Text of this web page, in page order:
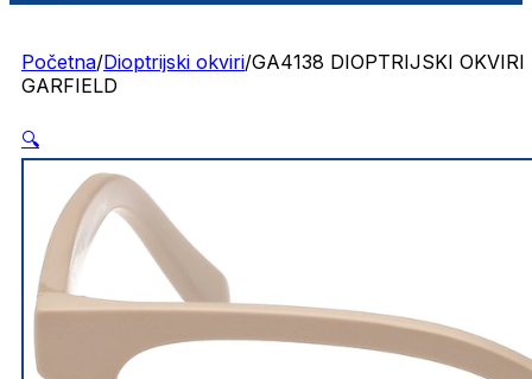
Početna/Dioptrijski okviri/GA4138 DIOPTRIJSKI OKVIRI
GARFIELD
🔍